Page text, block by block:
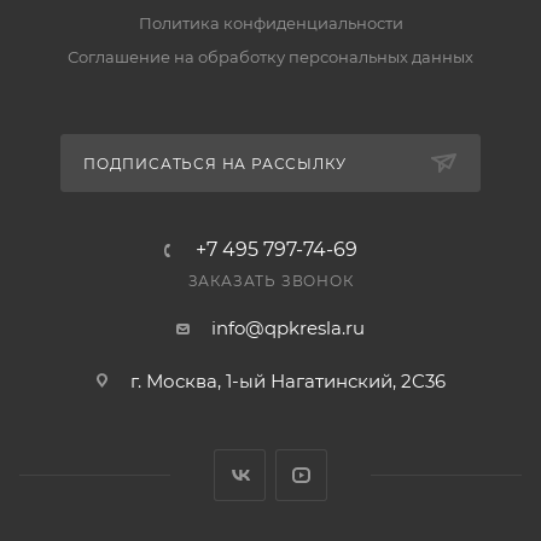
складе передаём заказ в транспортную компанию
за 2–5 рабочих дней. Подробнее — в разделе
Есть ли гарантия и возврат?
— в разделе «Гарантия и возврат».
Политика конфиденциальности
Соглашение на обработку персональных данных
ПОДПИСАТЬСЯ НА РАССЫЛКУ
+7 495 797-74-69
ЗАКАЗАТЬ ЗВОНОК
info@qpkresla.ru
г. Москва, 1-ый Нагатинский, 2C36